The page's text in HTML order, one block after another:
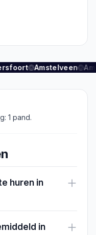
Amstelveen
1 pand.
huren in
in